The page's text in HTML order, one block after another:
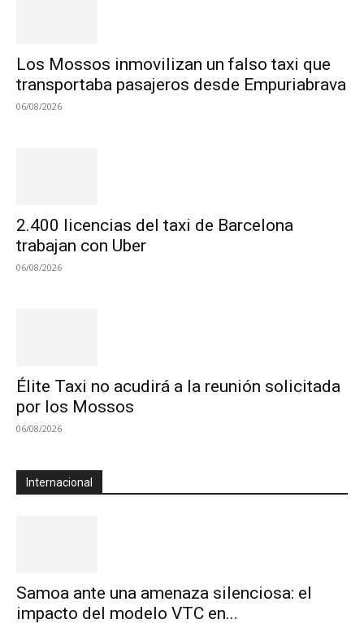
Los Mossos inmovilizan un falso taxi que
transportaba pasajeros desde Empuriabrava
06/08/2026
2.400 licencias del taxi de Barcelona
trabajan con Uber
06/08/2026
Élite Taxi no acudirá a la reunión solicitada
por los Mossos
06/08/2026
Internacional
Samoa ante una amenaza silenciosa: el
impacto del modelo VTC en...